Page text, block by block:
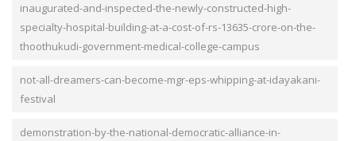
inaugurated-and-inspected-the-newly-constructed-high-
specialty-hospital-building-at-a-cost-of-rs-13635-crore-on-the-
thoothukudi-government-medical-college-campus
not-all-dreamers-can-become-mgr-eps-whipping-at-idayakani-
festival
demonstration-by-the-national-democratic-alliance-in-